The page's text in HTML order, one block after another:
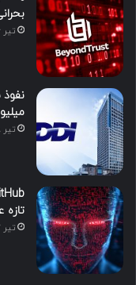
تیر ۱۶, ۱۴۰۵
تیر ۸, ۱۴۰۵
تیر ۷, ۱۴۰۵